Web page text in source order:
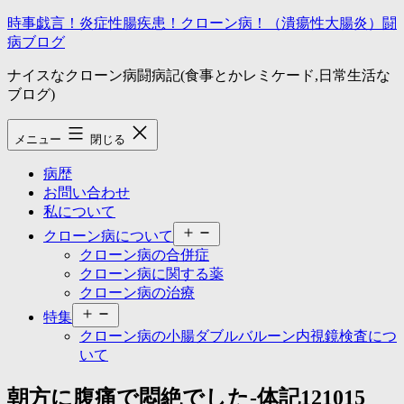
コ
ン
ン
ツ
へ
ス
キ
時事戯言！炎症性腸疾患！クローン病！（潰瘍性大腸炎）闘
病ブログ
ナイスなクローン病闘病記(食事とかレミケード,日常生活な
ブログ)
メニュー 閉じる
病歴
お問い合わせ
私について
クローン病について
ニ
ュ
ー
く
クローン病の合併症
クローン病に関する薬
クローン病の治療
特集
ニ
ュ
開
クローン病の小腸ダブルバルーン内視鏡検査につ
いて
朝方に腹痛で悶絶でした-体記121015